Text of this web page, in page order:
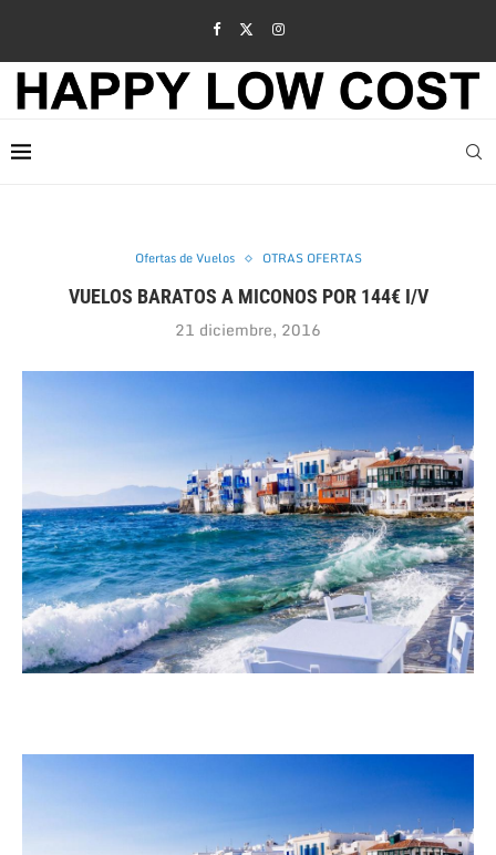
Ofertas de Vuelos OTRAS OFERTAS
VUELOS BARATOS A MICONOS POR 144€ I/V
21 diciembre, 2016